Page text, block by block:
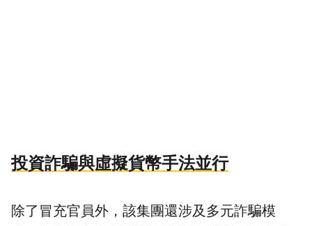
投資詐騙與虛擬貨幣手法並行
除了冒充官員外，該集團還涉及多元詐騙模